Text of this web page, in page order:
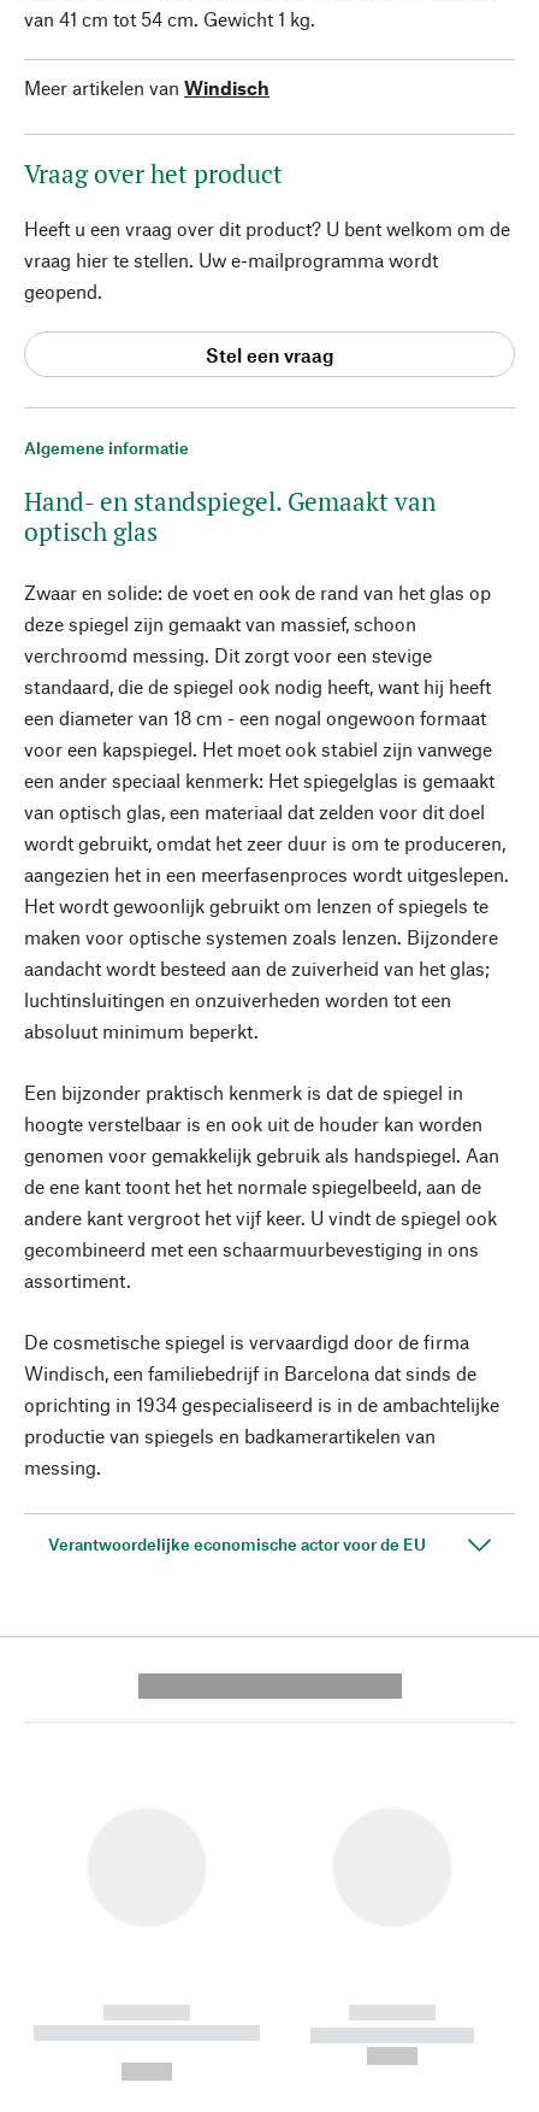
Algemene informatie
Hand- en standspiegel. Gemaakt van
optisch glas
Zwaar en solide: de voet en ook de rand van het glas op
deze spiegel zijn gemaakt van massief, schoon
verchroomd messing. Dit zorgt voor een stevige
standaard, die de spiegel ook nodig heeft, want hij heeft
een diameter van 18 cm - een nogal ongewoon formaat
voor een kapspiegel. Het moet ook stabiel zijn vanwege
een ander speciaal kenmerk: Het spiegelglas is gemaakt
van optisch glas, een materiaal dat zelden voor dit doel
wordt gebruikt, omdat het zeer duur is om te produceren,
aangezien het in een meerfasenproces wordt uitgeslepen.
Het wordt gewoonlijk gebruikt om lenzen of spiegels te
maken voor optische systemen zoals lenzen. Bijzondere
aandacht wordt besteed aan de zuiverheid van het glas;
luchtinsluitingen en onzuiverheden worden tot een
absoluut minimum beperkt.
Een bijzonder praktisch kenmerk is dat de spiegel in
hoogte verstelbaar is en ook uit de houder kan worden
genomen voor gemakkelijk gebruik als handspiegel. Aan
de ene kant toont het het normale spiegelbeeld, aan de
andere kant vergroot het vijf keer. U vindt de spiegel ook
gecombineerd met een schaarmuurbevestiging in ons
assortiment.
De cosmetische spiegel is vervaardigd door de firma
Windisch, een familiebedrijf in Barcelona dat sinds de
oprichting in 1934 gespecialiseerd is in de ambachtelijke
productie van spiegels en badkamerartikelen van
messing.
Verantwoordelijke economische actor voor de EU
van 41 cm tot 54 cm. Gewicht 1 kg.
Meer artikelen van Windisch
Vraag over het product
Heeft u een vraag over dit product? U bent welkom om de
vraag hier te stellen. Uw e-mailprogramma wordt
geopend.
Stel een vraag
------------
----------- ----------- --------
------------
----------- -----------